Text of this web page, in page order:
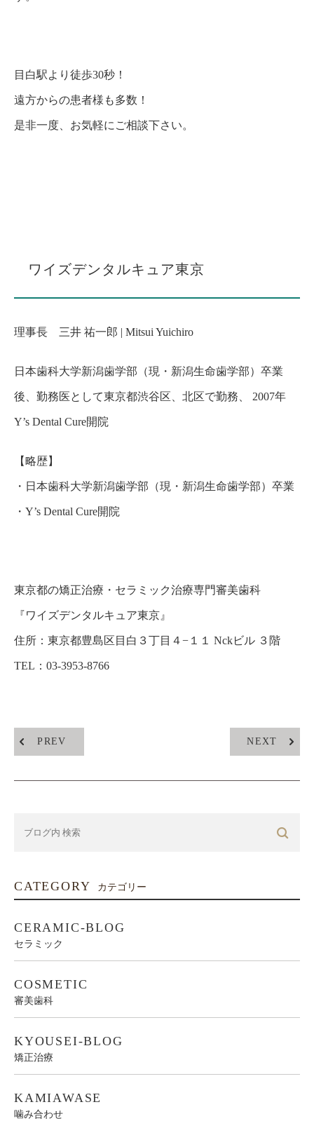
目白駅より徒歩30秒！
遠方からの患者様も多数！
是非一度、お気軽にご相談下さい。
ワイズデンタルキュア東京
理事長 三井 祐一郎 | Mitsui Yuichiro
日本歯科大学新潟歯学部（現・新潟生命歯学部）卒業
後、勤務医として東京都渋谷区、北区で勤務、 2007年
Y’s Dental Cure開院
【略歴】
・ 日本歯科大学新潟歯学部（現・新潟生命歯学部）卒業
・ Y’s Dental Cure開院
東京都の矯正治療・セラミック治療専門審美歯科
『ワイズデンタルキュア東京 』
住所： 東京都豊島区目白３丁目４−１１ Nckビル ３階
TEL：03-3953-8766
PREV NEXT
CATEGORY カテゴリー
CERAMIC-BLOG
セラミック
COSMETIC
審美歯科
KYOUSEI-BLOG
矯正治療
KAMIAWASE
噛み合わせ